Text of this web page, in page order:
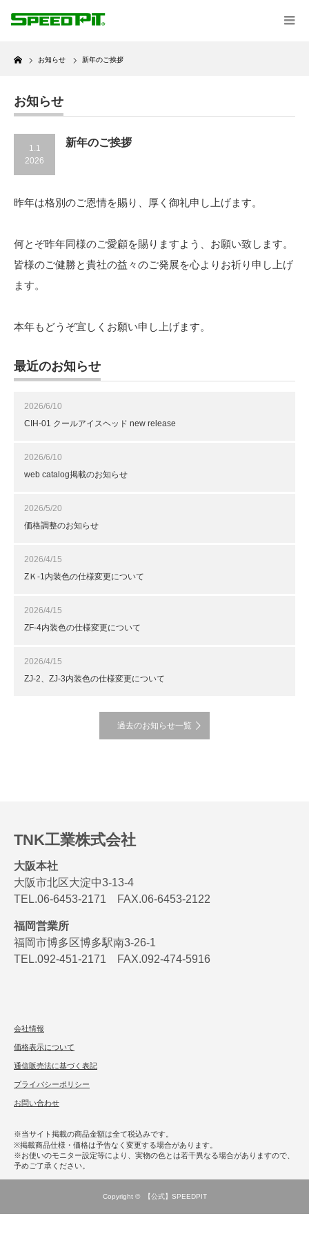
Home
お知らせ 新年のご挨拶
お知らせ
1.1
2026
新年のご挨拶
昨年は格別のご恩情を賜り、厚く御礼申し上げます。
何とぞ昨年同様のご愛顧を賜りますよう、お願い致します。
皆様のご健勝と貴社の益々のご発展を心よりお祈り申し上げ
ます。
本年もどうぞ宜しくお願い申し上げます。
最近のお知らせ
2026/6/10
CIH-01 クールアイスヘッド new release
2026/6/10
web catalog掲載のお知らせ
2026/5/20
価格調整のお知らせ
2026/4/15
ZＫ-1内装色の仕様変更について
2026/4/15
ZF-4内装色の仕様変更について
2026/4/15
ZJ-2、ZJ-3内装色の仕様変更について
過去のお知らせ一覧
TNK工業株式会社
大阪本社
大阪市北区大淀中3-13-4
TEL.06-6453-2171 FAX.06-6453-2122
福岡営業所
福岡市博多区博多駅南3-26-1
TEL.092-451-2171 FAX.092-474-5916
会社情報
価格表示について
通信販売法に基づく表記
プライバシーポリシー
お問い合わせ
※当サイト掲載の商品金額は全て税込みです。
※掲載商品仕様・価格は予告なく変更する場合があります。
※お使いのモニター設定等により、実物の色とは若干異なる場合がありますので、
予めご了承ください。
Copyright © 【公式】SPEEDPIT